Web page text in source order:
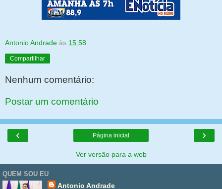
Antonio Andrade às 15:58
Compartilhar
Nenhum comentário:
Postar um comentário
‹ ›
Página inicial
Ver versão para a web
QUEM SOU EU
Antonio Andrade